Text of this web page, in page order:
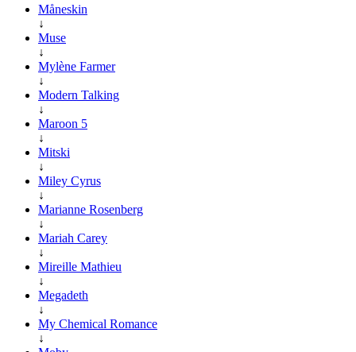
Måneskin
↓
Muse
↓
Mylène Farmer
↓
Modern Talking
↓
Maroon 5
↓
Mitski
↓
Miley Cyrus
↓
Marianne Rosenberg
↓
Mariah Carey
↓
Mireille Mathieu
↓
Megadeth
↓
My Chemical Romance
↓